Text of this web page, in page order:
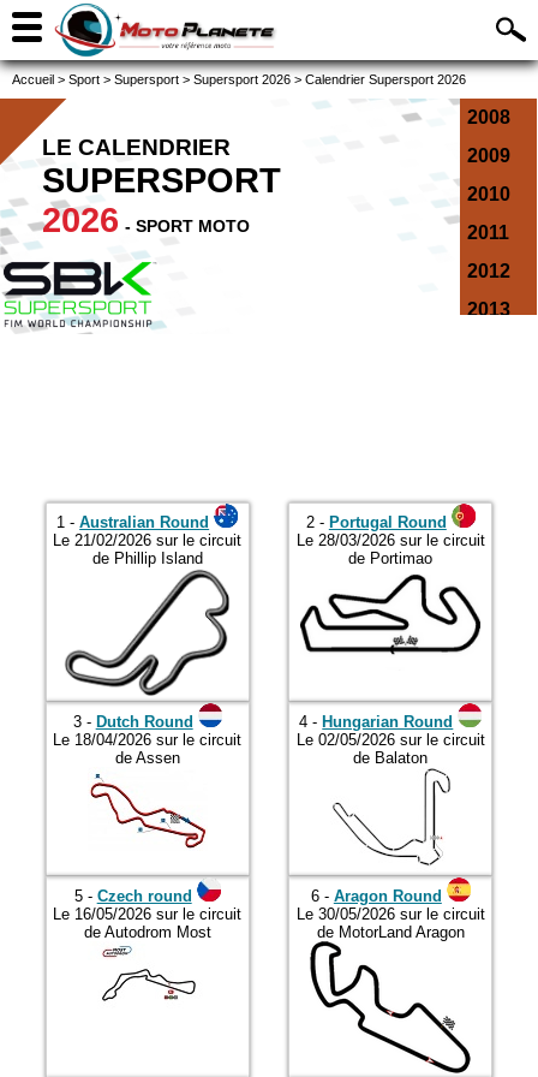
Accueil > Sport > Supersport > Supersport 2026 > Calendrier Supersport 2026
2008
2009
2010
2011
2012
2013
2018
2019
2021
2024
LE CALENDRIER
SUPERSPORT
2026 - SPORT MOTO
1 -Australian Round
Le 21/02/2026 sur le circuit
de Phillip Island
2 - Portugal Round
Le 28/03/2026 sur le circuit
de Portimao
3 - Dutch Round
Le 18/04/2026 sur le circuit
de Assen
4 -Hungarian Round
Le 02/05/2026 sur le circuit
de Balaton
5 - Czech round
Le 16/05/2026 sur le circuit
de Autodrom Most
6 - Aragon Round
Le 30/05/2026 sur le circuit
de MotorLand Aragon